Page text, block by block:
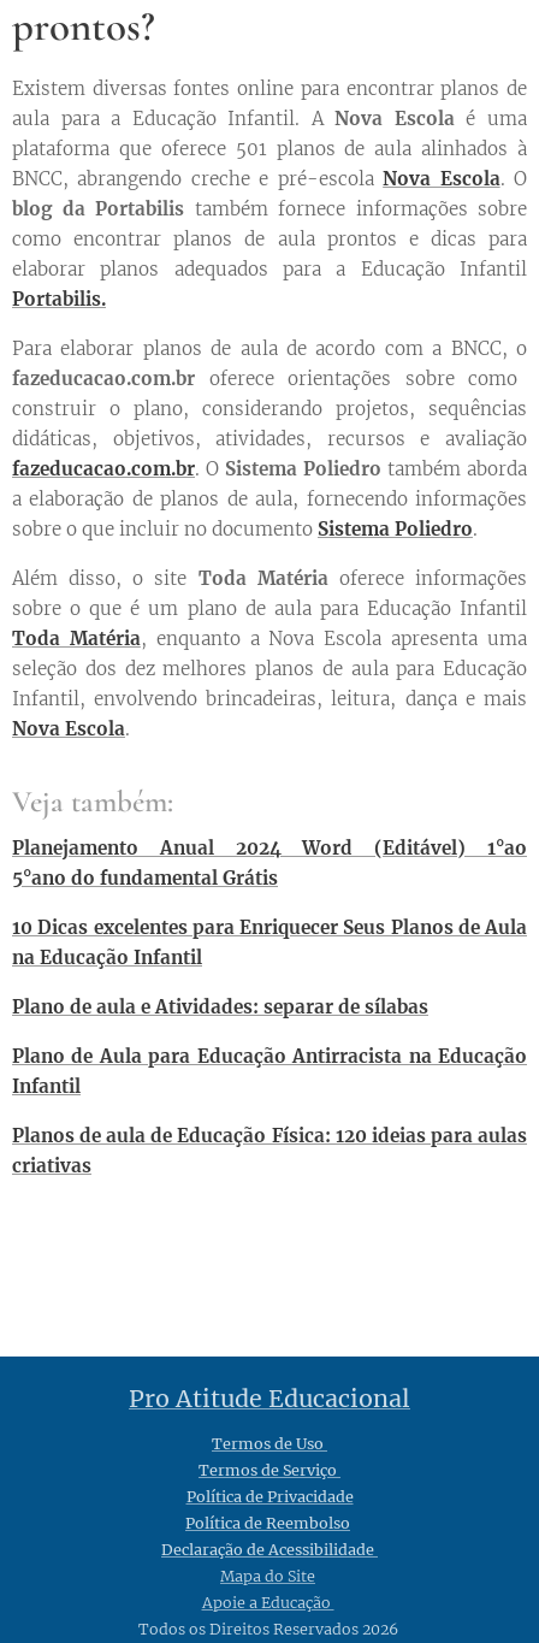
prontos?
Existem diversas fontes online para encontrar planos de
aula para a Educação Infantil. ANova Escolaé uma
plataforma que oferece 501 planos de aula alinhados à
BNCC, abrangendo creche e pré-escolaNova Escola. O
blog da Portabilis também fornece informações sobre
como encontrar planos de aula prontos e dicas para
elaborar planos adequados para a Educação Infantil
Portabilis.
Para elaborar planos de aula de acordo com a BNCC, o
fazeducacao.com.br oferece orientações sobre como
construir o plano, considerando projetos, sequências
didáticas, objetivos, atividades, recursos e avaliação
fazeducacao.com.br. O Sistema Poliedro também aborda
a elaboração de planos de aula, fornecendo informações
sobre o que incluir no documento Sistema Poliedro.
Além disso, o site Toda Matériaoferece informações
sobre o que é um plano de aula para Educação Infantil
Toda Matéria, enquanto a Nova Escola apresenta uma
seleção dos dez melhores planos de aula para Educação
Infantil, envolvendo brincadeiras, leitura, dança e mais
Nova Escola.
Veja também:
Planejamento Anual 2024 Word (Editável) 1°ao
5°ano do fundamental Grátis
10 Dicas excelentes para Enriquecer Seus Planos de Aula
na Educação Infantil
Plano de aula e Atividades: separar de sílabas
Plano de Aula para Educação Antirracista na Educação
Infantil
Planos de aula de Educação Física: 120 ideias para aulas
criativas
Pro Atitude Educacional
Termos de Uso
Termos de Serviço
Política de Privacidade
Política de Reembolso
Declaração de Acessibilidade
Mapa do Site
Apoie a Educação
Todos os Direitos Reservados 2026